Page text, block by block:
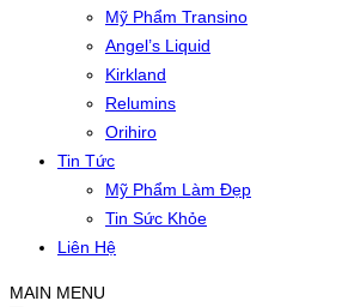
Mỹ Phẩm Transino
Angel’s Liquid
Kirkland
Relumins
Orihiro
Tin Tức
Mỹ Phẩm Làm Đẹp
Tin Sức Khỏe
Liên Hệ
MAIN MENU